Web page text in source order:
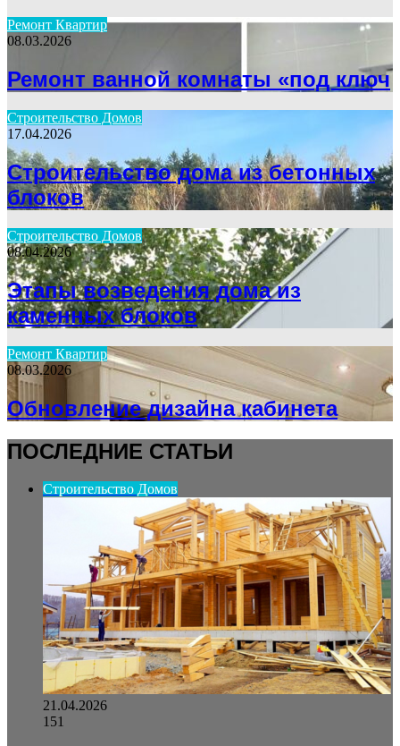
Ремонт Квартир
08.03.2026
Ремонт ванной комнаты «под ключ
Строительство Домов
17.04.2026
Строительство дома из бетонных
блоков
Строительство Домов
08.04.2026
Этапы возведения дома из
каменных блоков
Ремонт Квартир
08.03.2026
Обновление дизайна кабинета
ПОСЛЕДНИЕ СТАТЬИ
Строительство Домов
21.04.2026
151